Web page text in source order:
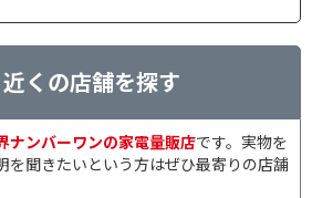
近くの店舗を探す
ナンバーワンの家電量販店です。実物を
を聞きたいという方はぜひ最寄りの店舗